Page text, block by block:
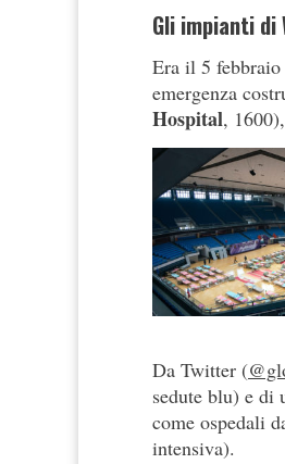
Gli impianti di
Era il 5
emergenza
Hospital,
Da Twitter (
sedute blu) e di
come ospedali
intensiva).